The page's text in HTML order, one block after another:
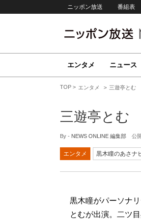
ニッポン放送 番組表
エンタメ ニュース
TOP エンタメ 三遊亭とむ
三遊亭とむ
By - NEWS ONLINE 編集部 公開
エンタメ 黒木瞳のあさナ
黒木瞳がパーソナ
とむが出演。二ツ